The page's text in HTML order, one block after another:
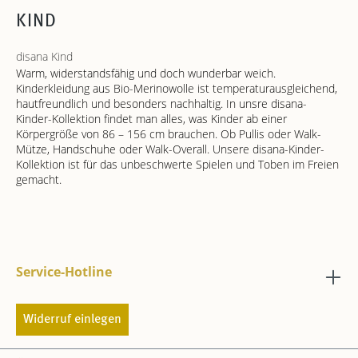
KIND
disana Kind
Warm, widerstandsfähig und doch wunderbar weich.
Kinderkleidung aus Bio-Merinowolle ist temperaturausgleichend,
hautfreundlich und besonders nachhaltig. In unsre disana-
Kinder-Kollektion findet man alles, was Kinder ab einer
Körpergröße von 86 – 156 cm brauchen. Ob Pullis oder Walk-
Mütze, Handschuhe oder Walk-Overall. Unsere disana-Kinder-
Kollektion ist für das unbeschwerte Spielen und Toben im Freien
gemacht.
Service-Hotline
Widerruf einlegen